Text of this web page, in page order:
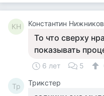
КН Константин Нижников
То что сверху
показывать
6 лет 5
Tp Tpикcтep